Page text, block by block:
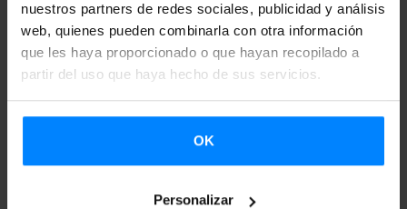
nuestros partners de redes sociales, publicidad y análisis
web, quienes pueden combinarla con otra información
que les haya proporcionado o que hayan recopilado a
partir del uso que haya hecho de sus servicios.
OK
Personalizar
Magia Bruta